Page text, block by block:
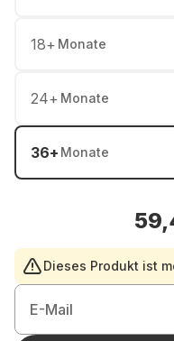
18+ Monate
24+ Monate
36+ Monate
Dieses Produkt ist
E-Mail